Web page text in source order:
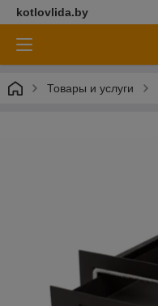
kotlovlida.by
Товары и услуги